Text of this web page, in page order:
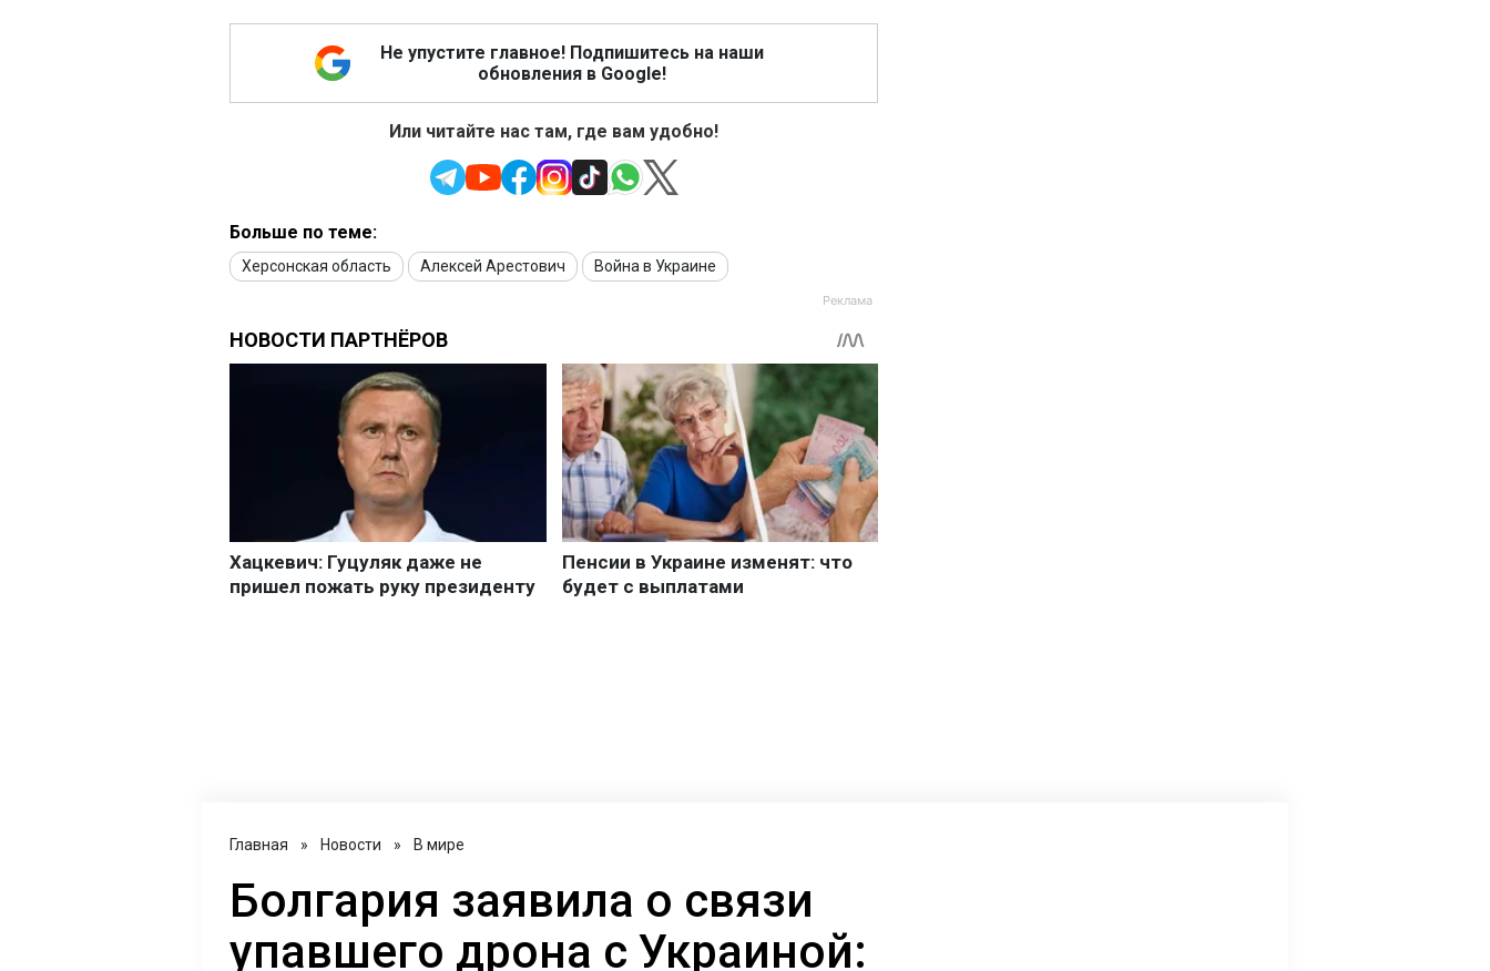
Не упустите главное! Подпишитесь на наши
обновления в Google!
Или читайте нас там, где вам удобно!
Больше по теме:
Херсонская область Алексей Арестович Война в Украине
Главная » Новости » В мире
Болгария заявила о связи
упавшего дрона с Украиной: